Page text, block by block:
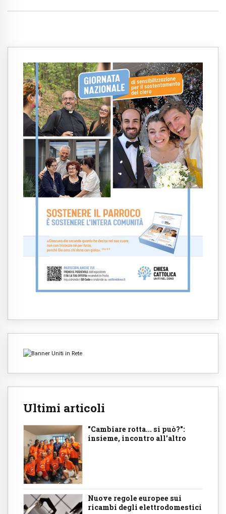
Ultimi articoli
"Cambiare rotta... si può?":
insieme, incontro all'altro
Nuove regole europee sui
ricambi degli elettrodomestici